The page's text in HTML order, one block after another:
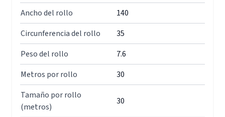
Ancho del rollo
140
Circunferencia del rollo
35
Peso del rollo
7.6
Metros por rollo
30
Tamaño por rollo
(metros)
30